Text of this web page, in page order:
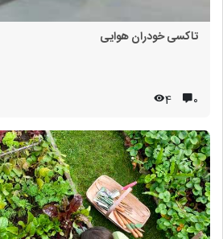
تاکسی خودران هوایی
۰ 4